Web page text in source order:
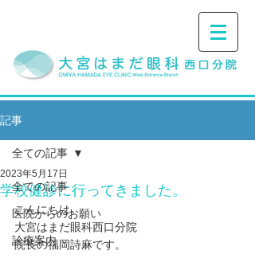
記事
全ての記事
医院からのお願い
診療案内
全ての記事
学校健診に行ってきました。
2023年5月17日
こんにちは。
大宮はまだ眼科西口分院
院長の福岡詩麻です。